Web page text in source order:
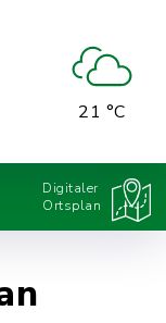
21 °C
Digitaler
Ortsplan